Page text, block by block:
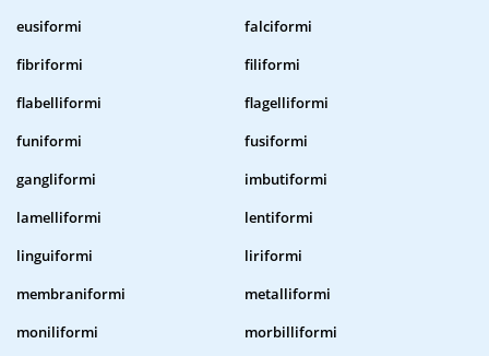
eusiformi
falciformi
fibriformi
filiformi
flabelliformi
flagelliformi
funiformi
fusiformi
gangliformi
imbutiformi
lamelliformi
lentiformi
linguiformi
liriformi
membraniformi
metalliformi
moniliformi
morbilliformi